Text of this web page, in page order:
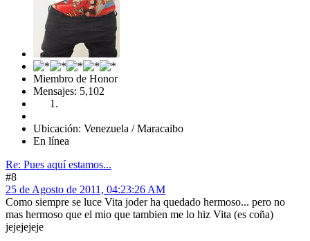
Miembro de Honor
Mensajes: 5,102
Ubicación: Venezuela / Maracaibo
En línea
Re: Pues aquí estamos...
#8
25 de Agosto de 2011, 04:23:26 AM
Como siempre se luce Vita joder ha quedado hermoso... pero no
mas hermoso que el mio que tambien me lo hiz Vita (es coña)
jejejejeje